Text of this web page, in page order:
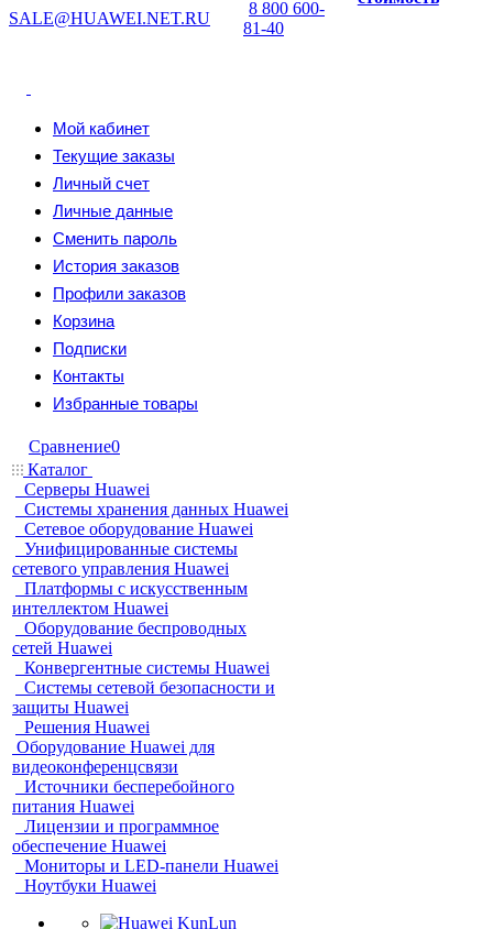
SALE@HUAWEI.NET.RU
8 800 600-
81-40
Мой кабинет
Текущие заказы
Личный счет
Личные данные
Сменить пароль
История заказов
Профили заказов
Корзина
Подписки
Контакты
Избранные товары
Сравнение0
Каталог
Серверы Huawei
Системы хранения данных Huawei
Сетевое оборудование Huawei
Унифицированные системы
сетевого управления Huawei
Платформы с искусственным
интеллектом Huawei
Оборудование беспроводных
сетей Huawei
Конвергентные системы Huawei
Системы сетевой безопасности и
защиты Huawei
Решения Huawei
Оборудование Huawei для
видеоконференцсвязи
Источники бесперебойного
питания Huawei
Лицензии и программное
обеспечение Huawei
Мониторы и LED-панели Huawei
Ноутбуки Huawei